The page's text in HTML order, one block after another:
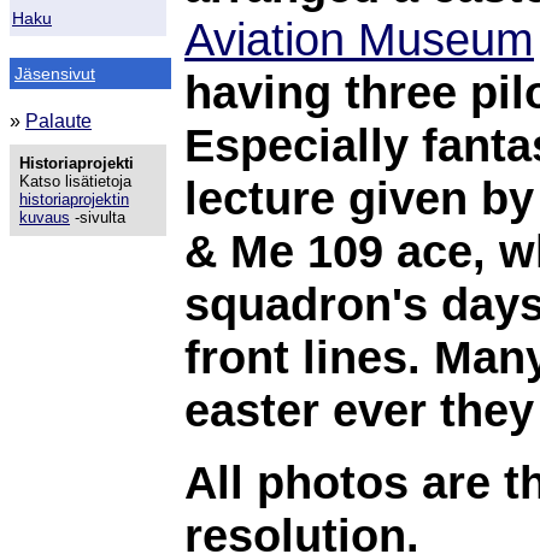
Haku
Jäsensivut
» Palaute
Historiaprojekti
Katso lisätietoja
historiaprojektin
kuvaus -sivulta
Aviation Museum
having three
Especially
lecture given
& Me 109 ace,
squadron's
front lines.
easter ever
All photos are
resolution.